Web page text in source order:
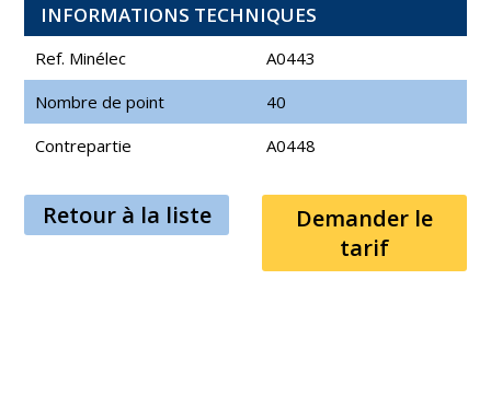
INFORMATIONS TECHNIQUES
Ref. Minélec
A0443
Nombre de point
40
Contrepartie
A0448
Retour à la liste
Demander le
tarif